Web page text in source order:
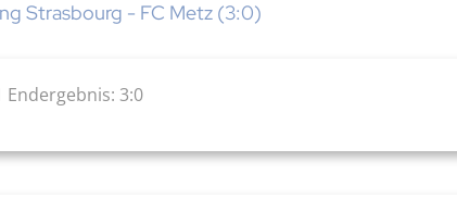
Strasbourg - FC Metz (3:0)
Endergebnis: 3:0